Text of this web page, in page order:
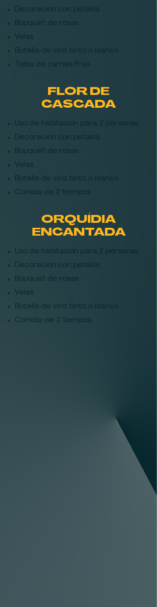
Decoración con pétalos
Bouquet de rosas
Velas
Botella de vino tinto o blanco
Tabla de carnes frías
FLOR DE
CASCADA
Uso de habitación para 2 personas
Decoración con pétalos
Bouquet de rosas
Velas
Botella de vino tinto o blanco
Comida de 2 tiempos
ORQUÍDIA
ENCANTADA
Uso de habitación para 2 personas
Decoración con pétalos
Bouquet de rosas
Velas
Botella de vino tinto o blanco
Comida de 3 tiempos